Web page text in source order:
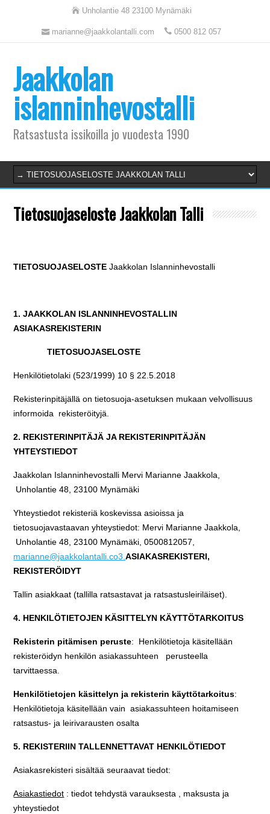
Unholantie 48 23100 Mynämäki
marianne@jaakkolantalli.com 0500 812 057
Jaakkolan
islanninhevostalli
Ratsastusta issikoilla jo vuodesta 1990
Tietosuojaseloste Jaakkolan Talli
TIETOSUOJASELOSTE Jaakkolan Islanninhevostalli
1. JAAKKOLAN ISLANNINHEVOSTALLIN
ASIAKASREKISTERIN
TIETOSUOJASELOSTE
Henkilötietolaki (523/1999) 10 § 22.5.2018
Rekisterinpitäjällä on tietosuoja-asetuksen mukaan velvollisuus
informoida rekisteröityjä.
2. REKISTERINPITÄJÄ JA REKISTERINPITÄJÄN
YHTEYSTIEDOT
Jaakkolan Islanninhevostalli Mervi Marianne Jaakkola,
Unholantie 48, 23100 Mynämäki
Yhteystiedot rekisteriä koskevissa asioissa ja
tietosuojavastaavan yhteystiedot: Mervi Marianne Jaakkola,
Unholantie 48, 23100 Mynämäki, 0500812057,
marianne@jaakkolantalli.co3.ASIAKASREKISTERI,
REKISTERÖIDYT
Tallin asiakkaat (tallilla ratsastavat ja ratsastusleiriläiset).
4. HENKILÖTIETOJEN KÄSITTELYN KÄYTTÖTARKOITUS
Rekisterin pitämisen peruste: Henkilötietoja käsitellään
rekisteröidyn henkilön asiakassuhteen perusteella
tarvittaessa.
Henkilötietojen käsittelyn ja rekisterin käyttötarkoitus:
Henkilötietoja käsitellään vain asiakassuhteen hoitamiseen
ratsastus- ja leirivarausten osalta
5. REKISTERIIN TALLENNETTAVAT HENKILÖTIEDOT
Asiakasrekisteri sisältää seuraavat tiedot:
Asiakastiedot : tiedot tehdystä varauksesta , maksusta ja
yhteystiedot